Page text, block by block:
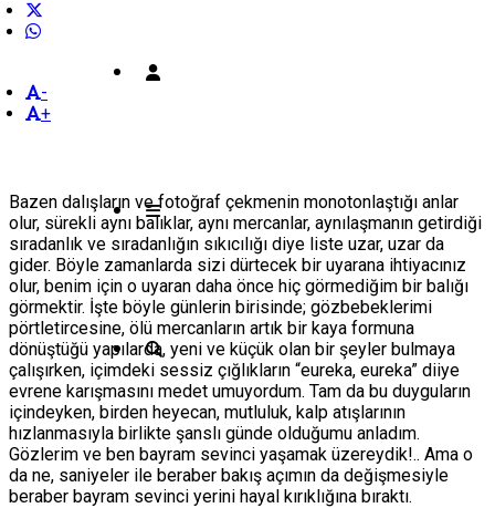
-
+
Bazen dalışların ve fotoğraf çekmenin monotonlaştığı anlar
olur, sürekli aynı balıklar, aynı mercanlar, aynılaşmanın getirdiği
sıradanlık ve sıradanlığın sıkıcılığı diye liste uzar, uzar da
gider. Böyle zamanlarda sizi dürtecek bir uyarana ihtiyacınız
olur, benim için o uyaran daha önce hiç görmediğim bir balığı
görmektir. İşte böyle günlerin birisinde; gözbebeklerimi
pörtletircesine, ölü mercanların artık bir kaya formuna
dönüştüğü yapılarda, yeni ve küçük olan bir şeyler bulmaya
çalışırken, içimdeki sessiz çığlıkların “eureka, eureka” diiye
evrene karışmasını medet umuyordum. Tam da bu duyguların
içindeyken, birden heyecan, mutluluk, kalp atışlarının
hızlanmasıyla birlikte şanslı günde olduğumu anladım.
Gözlerim ve ben bayram sevinci yaşamak üzereydik!.. Ama o
da ne, saniyeler ile beraber bakış açımın da değişmesiyle
beraber bayram sevinci yerini hayal kırıklığına bıraktı.